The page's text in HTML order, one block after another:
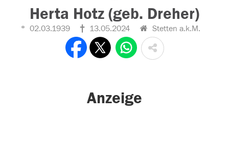
Herta Hotz (geb. Dreher)
02.03.1939 13.05.2024 Stetten a.k.M.
Anzeige